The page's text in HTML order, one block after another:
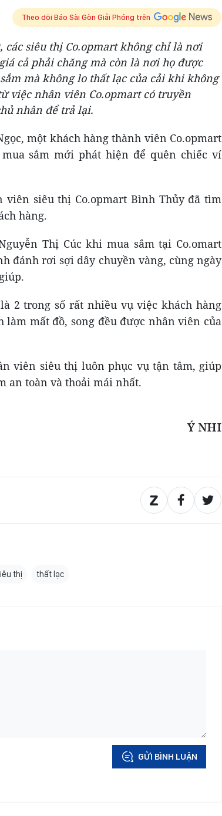
Theo dõi Báo Sài Gòn Giải Phóng trên
siêu thị Co.opmart không chỉ là nơi
cả phải chăng mà còn là nơi họ được
mà không lo thất lạc của cải khi không
việc nhân viên Co.opmart có truyền
nhân để trả lại.
một khách hàng thành viên Co.opmart
sắm mới phát hiện để quên chiếc ví
siêu thị Co.opmart Bình Thủy đã tìm
hàng.
Thị Cúc khi mua sắm tại Co.omart
đánh rơi sợi dây chuyền vàng, cùng ngày
2 trong số rất nhiều vụ việc khách hàng
làm mất đồ, song đều được nhân viên của
viên siêu thị luôn phục vụ tận tâm, giúp
an toàn và thoải mái nhất.
Ý NHI
thị thất lạc
GỬI BÌNH LUẬN